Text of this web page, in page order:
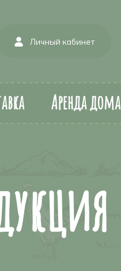
Личный кабинет
Аренда дома